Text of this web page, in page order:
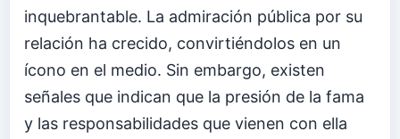
inquebrantable. La admiración pública por su
relación ha crecido, convirtiéndolos en un
ícono en el medio. Sin embargo, existen
señales que indican que la presión de la fama
y las responsabilidades que vienen con ella